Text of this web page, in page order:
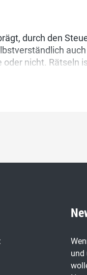
durch den
nicht. Rätseln
und